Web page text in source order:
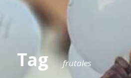
Tag frutales